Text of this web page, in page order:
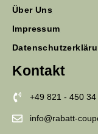
Über Uns
Impressum
Kontakt
+49 821 - 450 34
info@rabatt-